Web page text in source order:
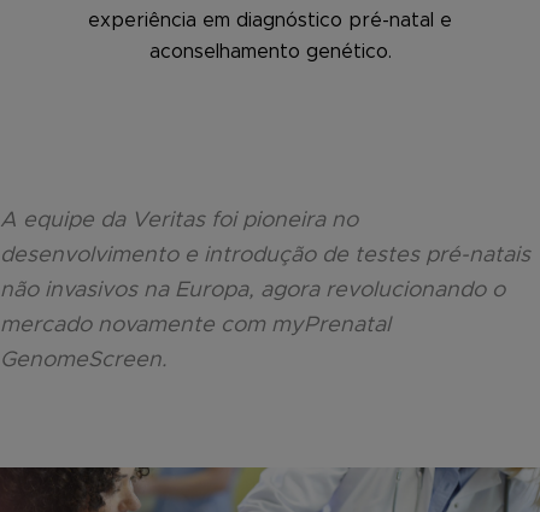
experiência em diagnóstico pré-natal e
aconselhamento genético.
A equipe da Veritas foi pioneira no
desenvolvimento e introdução de testes pré-natais
não invasivos na Europa, agora revolucionando o
mercado novamente com myPrenatal
GenomeScreen.